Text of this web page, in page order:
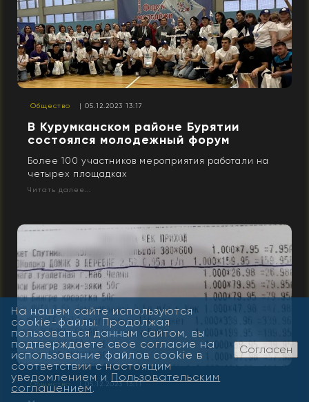
Общество | 05.12.2023 13:17
В Курумканском районе Бурятии
состоялся молодежный форум
Более 100 участников мероприятия работали на
четырех площадках
Читать далее...
Общество | 05.12.2023 13:11
На нашем сайте используются
cookie-файлы. Продолжая
пользоваться данным сайтом, вы
подтверждаете свое согласие на
использование файлов cookie в
соответствии с настоящим
уведомлением и Пользовательским
соглашением.
Согласен